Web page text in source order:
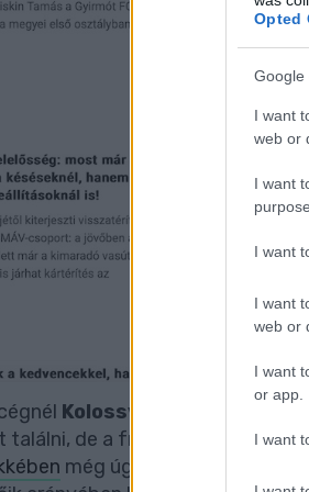
Opted
Google
I want
web or
I want
I want
I want
web or
I want
or app.
I want
Kolossváry Balázs
találni, de a frissen lemondott
még úgy nyilatkozott,